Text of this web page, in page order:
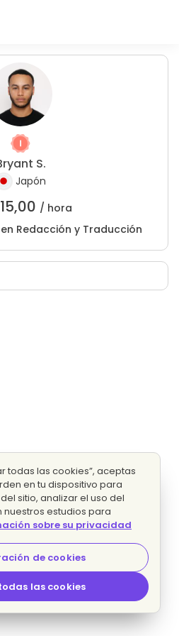
S.
Japón
15,00 / hora
Redacción y Traducción
todas las cookies”, aceptas
en tu dispositivo para
sitio, analizar el uso del
estudios para
sobre su privacidad
de cookies
las cookies